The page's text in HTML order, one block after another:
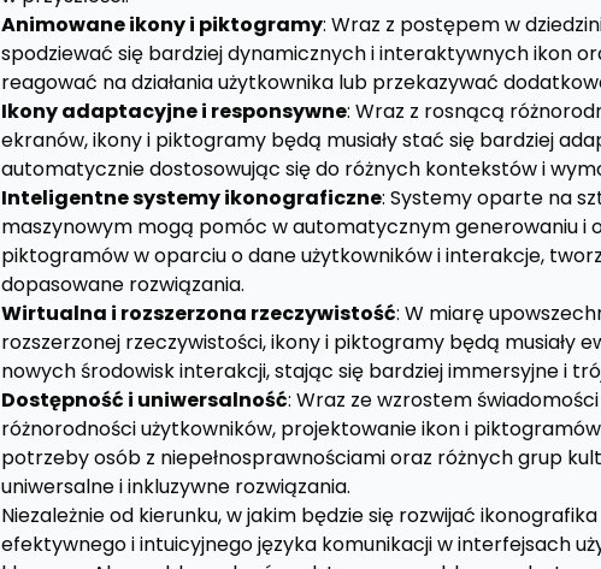
Animowane ikony i piktogramy: Wraz z postępem w
spodziewać się bardziej dynamicznych i interaktywnych ikon
reagować na działania użytkownika lub przekazywać
Ikony adaptacyjne i responsywne: Wraz z rosnącą
ekranów, ikony i piktogramy będą musiały stać się bardziej
automatycznie dostosowując się do różnych kontekstów i
Inteligentne systemy ikonograficzne: Systemy oparte na
maszynowym mogą pomóc w automatycznym generowaniu i
piktogramów w oparciu o dane użytkowników i interakcje,
dopasowane rozwiązania.
Wirtualna i rozszerzona rzeczywistość: W miarę
rozszerzonej rzeczywistości, ikony i piktogramy będą musiały
nowych środowisk interakcji, stając się bardziej immersyjne i
Dostępność i uniwersalność: Wraz ze wzrostem
różnorodności użytkowników, projektowanie ikon i
potrzeby osób z niepełnosprawnościami oraz różnych grup
uniwersalne i inkluzywne rozwiązania.
Niezależnie od kierunku, w jakim będzie się rozwijać
efektywnego i intuicyjnego języka komunikacji w interfejsach